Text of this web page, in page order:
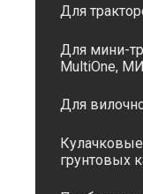
Для
Для мини-
MultiOne,
Для
грунтовых